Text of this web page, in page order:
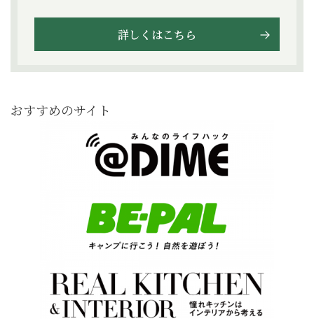
詳しくはこちら
おすすめのサイト